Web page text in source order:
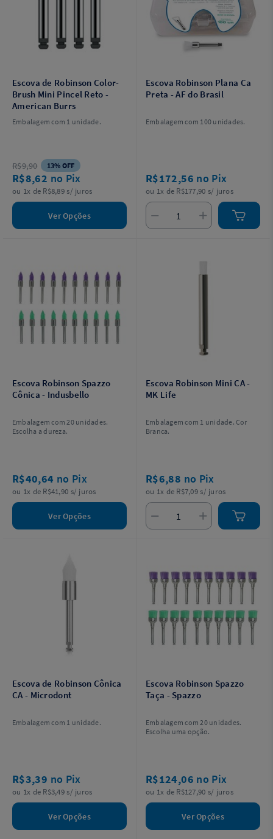
Escova de Robinson Color-
Brush Mini Pincel Reto -
American Burrs
Embalagem com 1 unidade.
R$9,90 13% OFF
R$8,62 no Pix
ou 1x de R$8,89 s/ juros
Ver Opções
Escova Robinson Plana Ca
Preta - AF do Brasil
Embalagem com 100 unidades.
R$172,56 no Pix
ou 1x de R$177,90 s/ juros
Escova Robinson Spazzo
Cônica - Indusbello
Embalagem com 20 unidades.
Escolha a dureza.
R$40,64 no Pix
ou 1x de R$41,90 s/ juros
Ver Opções
Escova Robinson Mini CA -
MK Life
Embalagem com 1 unidade. Cor
Branca.
R$6,88 no Pix
ou 1x de R$7,09 s/ juros
Escova de Robinson Cônica
CA - Microdont
Embalagem com 1 unidade.
R$3,39 no Pix
ou 1x de R$3,49 s/ juros
Ver Opções
Escova Robinson Spazzo
Taça - Spazzo
Embalagem com 20 unidades.
Escolha uma opção.
R$124,06 no Pix
ou 1x de R$127,90 s/ juros
Ver Opções